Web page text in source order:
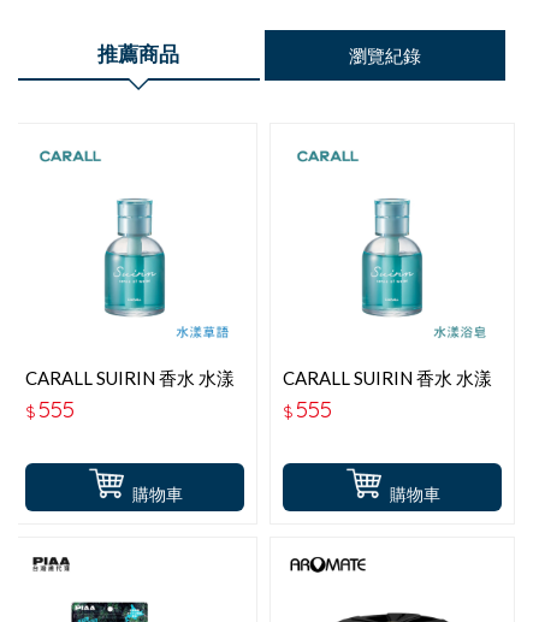
推薦商品 瀏覽紀錄
購物車
CARALL SUIRIN 香水 水漾
草語 J3688
$ 555
購物車
CARALL SUIRIN 香水 水漾
浴皂 J3687
$ 555